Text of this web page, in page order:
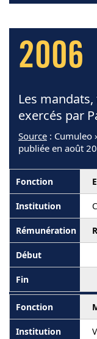
2006
Les
exercés par
Source : Cumuleo
publiée en août